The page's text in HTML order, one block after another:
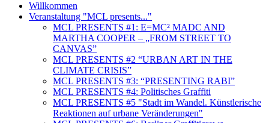
Willkommen
Veranstaltung "MCL presents..."
MCL PRESENTS #1: E=MC² MADC AND
MARTHA COOPER – „FROM STREET TO
CANVAS”
MCL PRESENTS #2 “URBAN ART IN THE
CLIMATE CRISIS”
MCL PRESENTS #3: “PRESENTING RABI”
MCL PRESENTS #4: Politisches Graffiti
MCL PRESENTS #5 "Stadt im Wandel. Künstlerische
Reaktionen auf urbane Veränderungen"